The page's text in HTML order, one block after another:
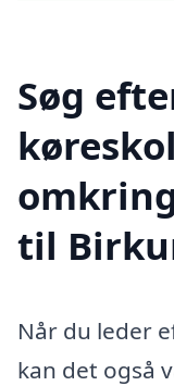
Søg
til
Når du leder
kan det også